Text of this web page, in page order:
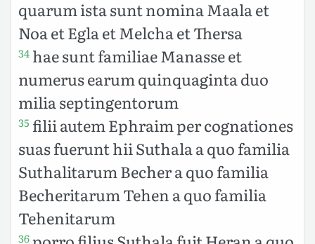
quarum ista sunt nomina Maala et
Noa et Egla et Melcha et Thersa
34 hae sunt familiae Manasse et
numerus earum quinquaginta duo
milia septingentorum
35 filii autem Ephraim per cognationes
suas fuerunt hii Suthala a quo familia
Suthalitarum Becher a quo familia
Becheritarum Tehen a quo familia
Tehenitarum
36